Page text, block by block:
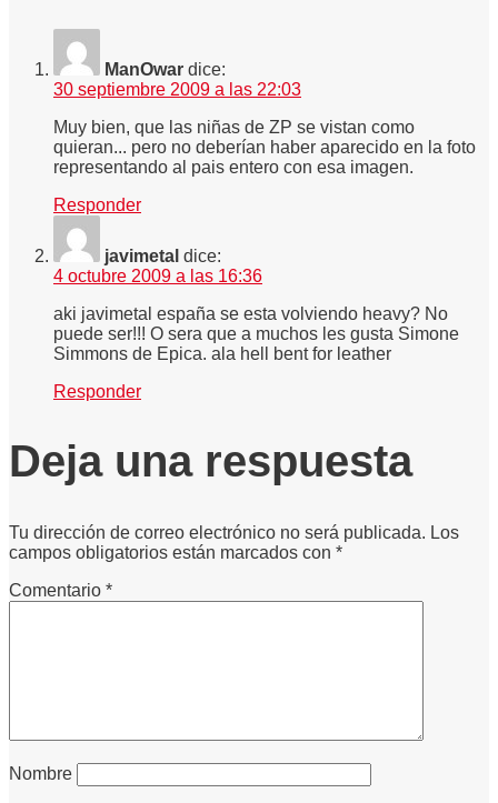
ManOwar dice:
30 septiembre 2009 a las 22:03
Muy bien, que las niñas de ZP se vistan como
quieran... pero no deberían haber aparecido en la foto
representando al pais entero con esa imagen.
Responder
javimetal dice:
4 octubre 2009 a las 16:36
aki javimetal españa se esta volviendo heavy? No
puede ser!!! O sera que a muchos les gusta Simone
Simmons de Epica. ala hell bent for leather
Responder
Deja una respuesta
Tu dirección de correo electrónico no será publicada. Los
campos obligatorios están marcados con *
Comentario *
Nombre